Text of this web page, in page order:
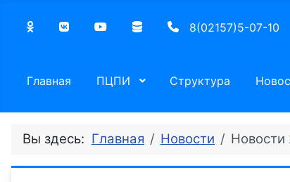
8(02157)5-07-10
Главная ПЦПИ Структура
Вы здесь: Главная Новости Новости